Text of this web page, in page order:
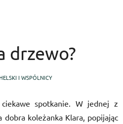
drzewo?
I WSPÓLNICY
spotkanie. W jednej z
dobra koleżanka Klara, popijając